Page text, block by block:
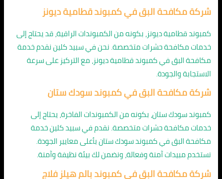
شركة مكافحة البق في كمبوند قطامية ديونز
كمبوند قطامية ديونز، بكونه من الكمبوندات الراقية، قد يحتاج إلى
خدمات مكافحة حشرات متخصصة. نحن في سبيد كلين نقدم خدمة
مكافحة البق في كمبوند قطامية ديونز، مع التركيز على سرعة
الاستجابة والجودة.
شركة مكافحة البق في كمبوند سودك ستان
كمبوند سودك ستان، بكونه من الكمبوندات الفاخرة، يحتاج إلى
خدمات مكافحة حشرات متخصصة. نقدم في سبيد كلين خدمة
مكافحة البق في كمبوند سودك ستان بأعلى معايير الجودة.
نستخدم مبيدات آمنة وفعالة، ونضمن لك بيئة نظيفة وآمنة.
شركة مكافحة البق في كمبوند بالم هيلز فلاج